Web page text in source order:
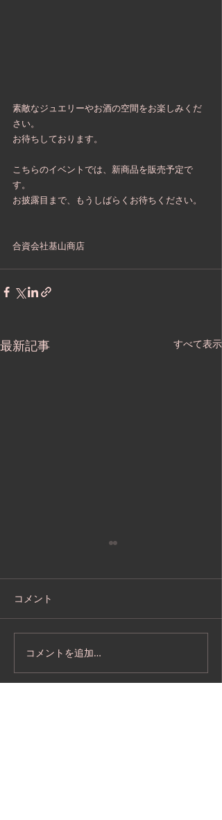
素敵なジュエリーやお酒の空間をお楽しみくだ
さい。
お待ちしております。
こちらのイベントでは、新商品を販売予定で
す。
お披露目まで、もうしばらくお待ちください。
合資会社基山商店
最新記事 すべて表示
基峰鶴 蔵開き2026
コメント
コメントを追加…